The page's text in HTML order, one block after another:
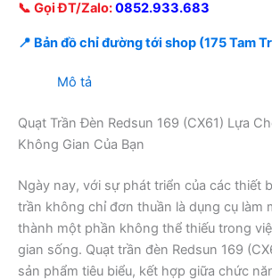
📞 Gọi ĐT/Zalo:0852.933.683
📍 Bản đồ chỉ đường tới shop (175 Tam
Mô tả
Quạt Trần Đèn Redsun 169 (CX61) Lựa
Không Gian Của Bạn
Ngày nay, với sự phát triển của các thiết
trần không chỉ đơn thuần là dụng cụ làm
thành một phần không thể thiếu trong
gian sống. Quạt trần đèn Redsun 169
sản phẩm tiêu biểu, kết hợp giữa chức